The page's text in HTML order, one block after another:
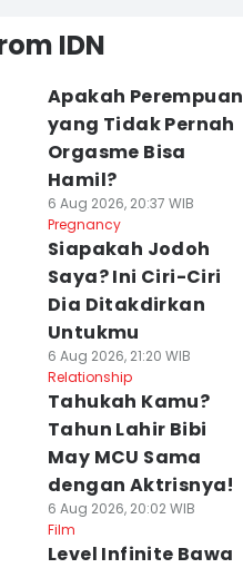
IDN
Apakah Perempuan
yang Tidak Pernah
Orgasme Bisa
Hamil?
6 Aug 2026, 20:37 WIB
Pregnancy
Siapakah Jodoh
Saya? Ini Ciri-Ciri
Dia Ditakdirkan
Untukmu
6 Aug 2026, 21:20 WIB
Relationship
Tahukah Kamu?
Tahun Lahir Bibi
May MCU Sama
dengan Aktrisnya!
6 Aug 2026, 20:02 WIB
Film
Level Infinite Bawa